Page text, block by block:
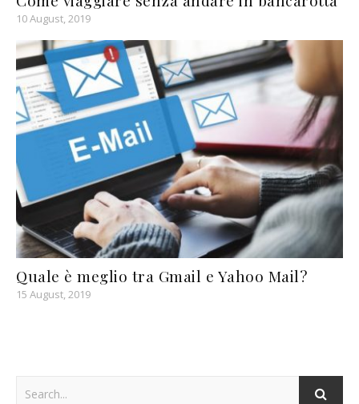
10 August, 2019
Quale è meglio tra Gmail e Yahoo Mail?
15 August, 2019